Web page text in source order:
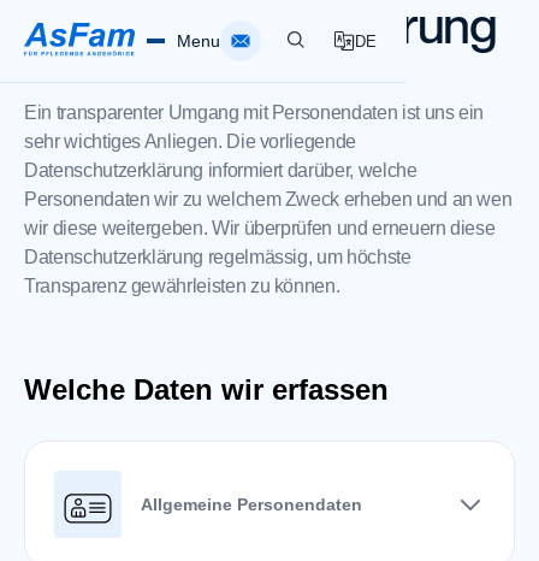
Menu DE
Home
Pflegende Angehörige
Spitex AsFam
Infothek
Kontakt
Datenschutz­erklärung
Ein transparenter Umgang mit Personendaten ist uns ein
sehr wichtiges Anliegen. Die vorliegende
Datenschutzerklärung informiert darüber, welche
Personendaten wir zu welchem Zweck erheben und an wen
wir diese weitergeben. Wir überprüfen und erneuern diese
Datenschutzerklärung regelmässig, um höchste
Transparenz gewährleisten zu können.
Welche Daten wir erfassen
Allgemeine Personendaten